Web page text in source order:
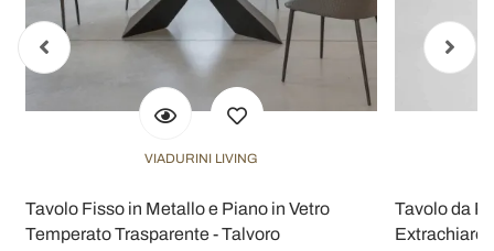
VIADURINI LIVING
Tavolo Fisso in Metallo e Piano in Vetro
Temperato Trasparente - Talvoro
Tavolo da
Extrachiaro